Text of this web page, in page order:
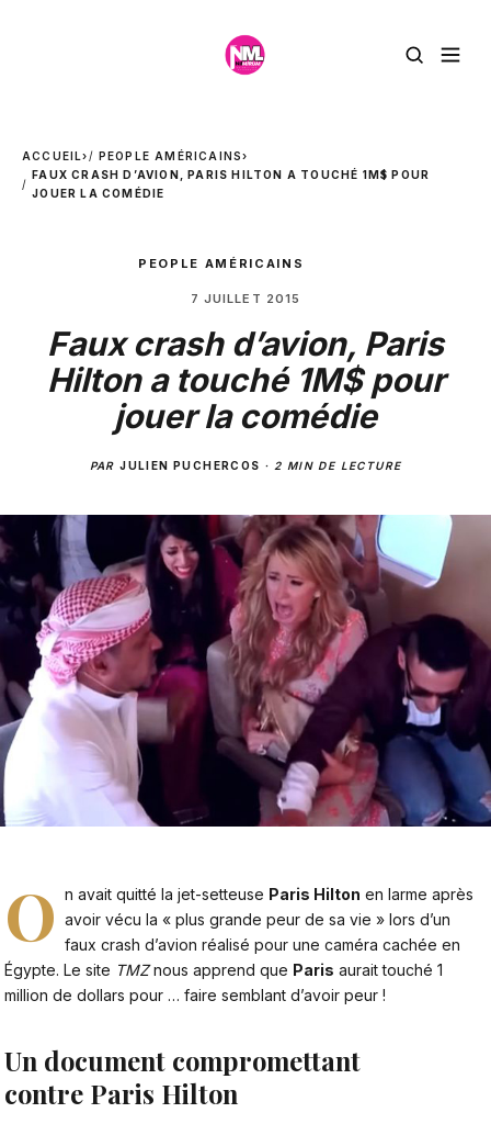
ACCUEIL› PEOPLE AMÉRICAINS›
FAUX CRASH D’AVION, PARIS HILTON A TOUCHÉ 1M$ POUR
JOUER LA COMÉDIE
PEOPLE AMÉRICAINS
7 JUILLET 2015
Faux crash d’avion, Paris
Hilton a touché 1M$ pour
jouer la comédie
PARJULIEN PUCHERCOS · 2 MIN DE LECTURE
O n avait quitté la jet-setteuse Paris Hilton en larme après
avoir vécu la « plus grande peur de sa vie » lors d’un
faux crash d’avion réalisé pour une caméra cachée en
Égypte. Le site TMZnous apprend que Paris aurait touché 1
million de dollars pour … faire semblant d’avoir peur !
Un document compromettant
contre Paris Hilton